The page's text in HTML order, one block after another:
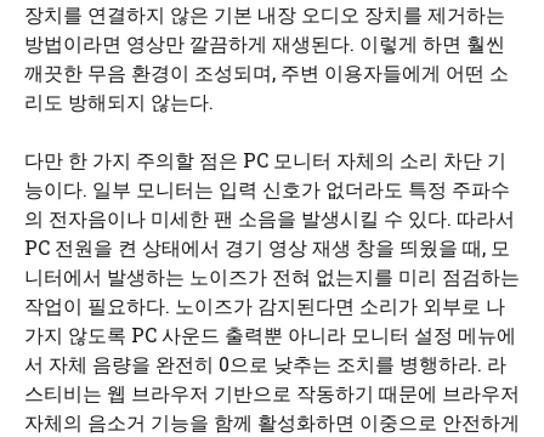
장치를 연결하지 않은 기본 내장 오디오 장치를 제거하는
방법이라면 영상만 깔끔하게 재생된다. 이렇게 하면 훨씬
깨끗한 무음 환경이 조성되며, 주변 이용자들에게 어떤 소
리도 방해되지 않는다.
다만 한 가지 주의할 점은 PC 모니터 자체의 소리 차단 기
능이다. 일부 모니터는 입력 신호가 없더라도 특정 주파수
의 전자음이나 미세한 팬 소음을 발생시킬 수 있다. 따라서
PC 전원을 켠 상태에서 경기 영상 재생 창을 띄웠을 때, 모
니터에서 발생하는 노이즈가 전혀 없는지를 미리 점검하는
작업이 필요하다. 노이즈가 감지된다면 소리가 외부로 나
가지 않도록 PC 사운드 출력뿐 아니라 모니터 설정 메뉴에
서 자체 음량을 완전히 0으로 낮추는 조치를 병행하라. 라
스티비는 웹 브라우저 기반으로 작동하기 때문에 브라우저
자체의 음소거 기능을 함께 활성화하면 이중으로 안전하게